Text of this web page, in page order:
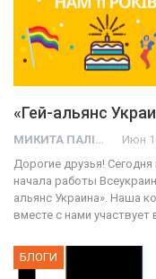
«Гей-альянс
МИКИТА ПАЛІЙ Июн
Дорогие друзья!
начала работы
альянс Украина». Наша
вместе с нами
БЛОГИ